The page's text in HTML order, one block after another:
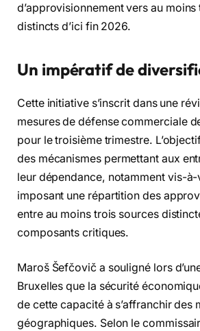
d’approvisionnement vers au
distincts d’ici fin 2026.
Un impératif de
Cette initiative s’inscrit dans une
mesures de défense commerciale
pour le troisième trimestre.
des mécanismes permettant aux
leur dépendance, notamment vis-
imposant une répartition des
entre au moins trois sources
composants critiques.
Maroš Šefčovič a souligné lors
Bruxelles que la sécurité
de cette capacité à s’affranchir des
géographiques. Selon le